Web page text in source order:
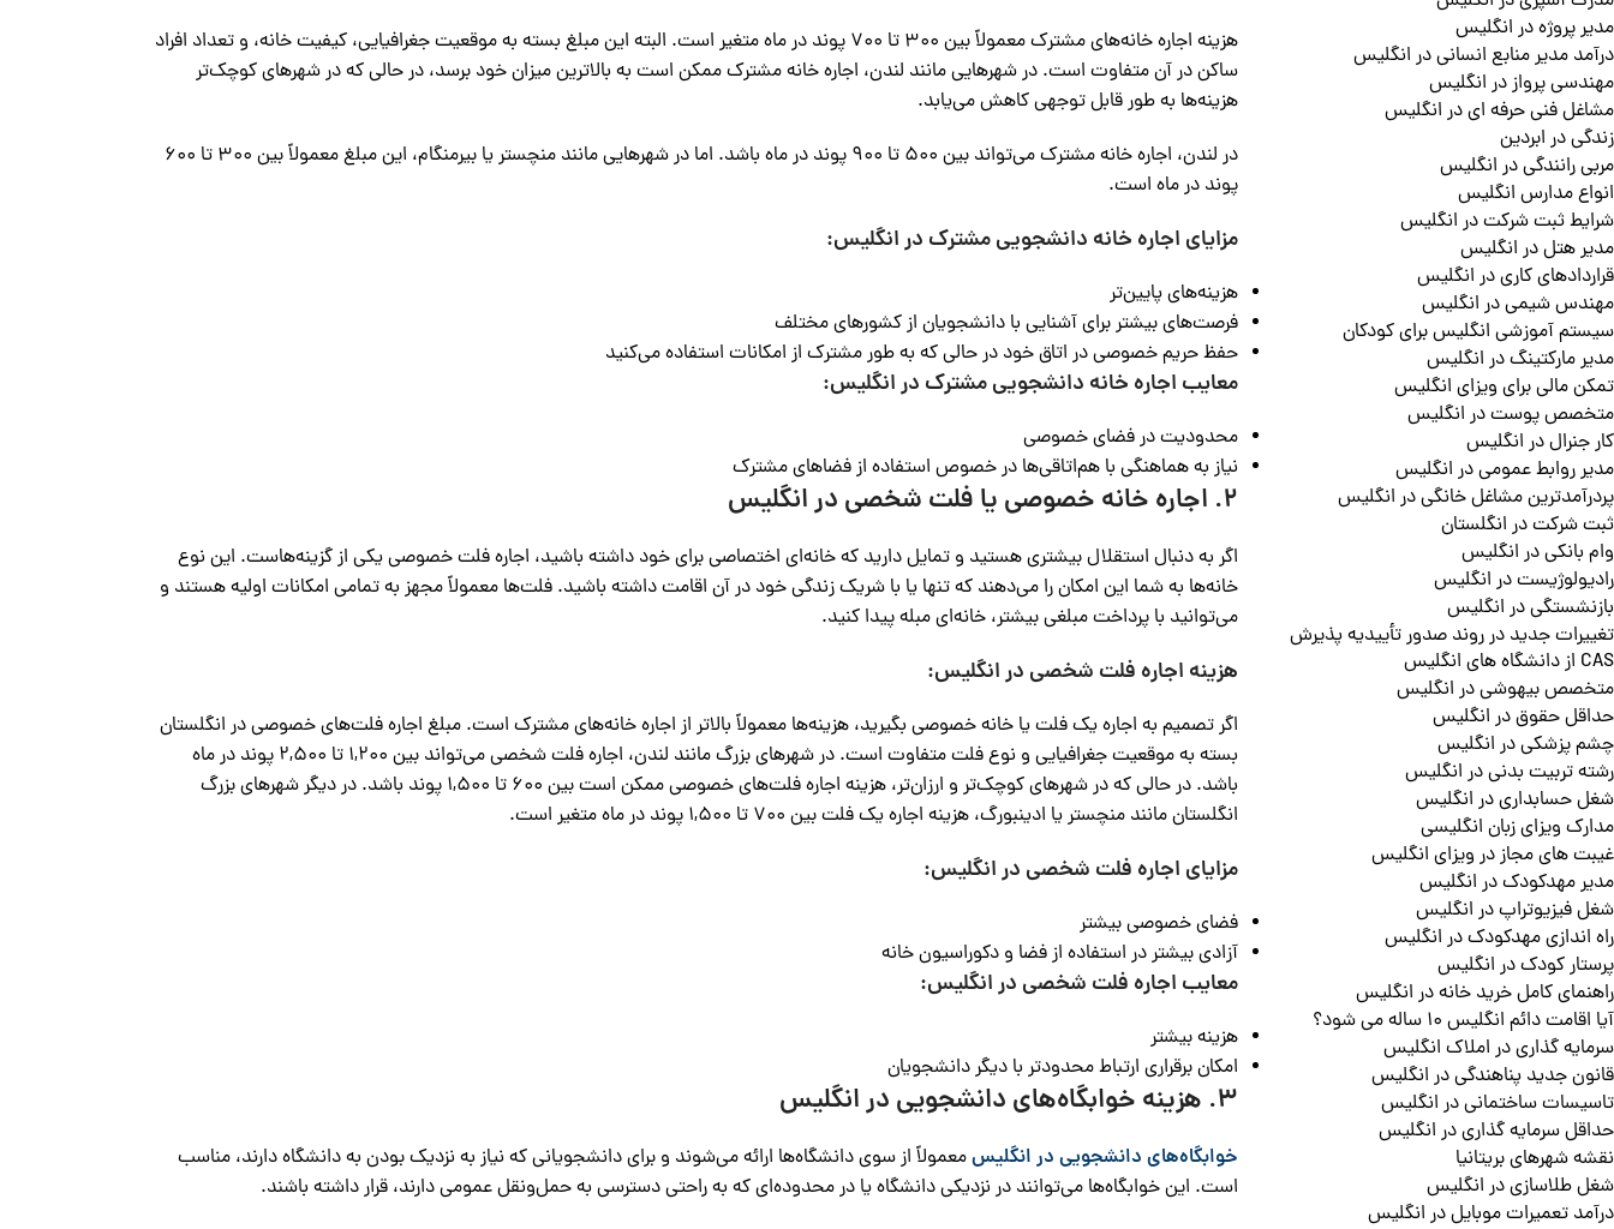
مدیر پروژه در انگلیس
درآمد مدیر منابع انسانی در انگلیس
مهندسی پرواز در انگلیس
مشاغل فنی حرفه ای در انگلیس
زندگی در ابردین
مربی رانندگی در انگلیس
انواع مدارس انگلیس
شرایط ثبت شرکت در انگلیس
مدیر هتل در انگلیس
قراردادهای کاری در انگلیس
مهندس شیمی در انگلیس
سیستم آموزشی انگلیس برای کودکان
مدیر مارکتینگ در انگلیس
تمکن مالی برای ویزای انگلیس
متخصص پوست در انگلیس
کار جنرال در انگلیس
مدیر روابط عمومی در انگلیس
پردرآمدترین مشاغل خانگی در انگلیس
ثبت شرکت در انگلستان
وام بانکی در انگلیس
رادیولوژیست در انگلیس
بازنشستگی در انگلیس
تغییرات جدید در روند صدور تأییدیه پذیرش
CAS از دانشگاه های انگلیس
متخصص بیهوشی در انگلیس
حداقل حقوق در انگلیس
چشم پزشکی در انگلیس
رشته تربیت بدنی در انگلیس
شغل حسابداری در انگلیس
مدارک ویزای زبان انگلیسی
غیبت های مجاز در ویزای انگلیس
مدیر مهدکودک در انگلیس
شغل فیزیوتراپ در انگلیس
راه اندازی مهدکودک در انگلیس
پرستار کودک در انگلیس
راهنمای کامل خرید خانه در انگلیس
آیا اقامت دائم انگلیس 10 ساله می شود؟
سرمایه گذاری در املاک انگلیس
قانون جدید پناهندگی در انگلیس
تاسیسات ساختمانی در انگلیس
حداقل سرمایه گذاری در انگلیس
نقشه شهرهای بریتانیا
شغل طلاسازی در انگلیس
درآمد تعمیرات موبایل در انگلیس
هزینه اجاره خانه‌های مشترک معمولاً بین 300 تا 700 پوند در ماه متغیر است. البته این مبلغ بسته به موقعیت جغرافیایی، کیفیت خانه، و تعداد افراد
ساکن در آن متفاوت است. در شهرهایی مانند لندن، اجاره خانه مشترک ممکن است به بالاترین میزان خود برسد، در حالی که در شهرهای کوچک‌تر
هزینه‌ها به طور قابل توجهی کاهش می‌یابد.
در لندن، اجاره خانه مشترک می‌تواند بین 500 تا 900 پوند در ماه باشد. اما در شهرهایی مانند منچستر یا بیرمنگام، این مبلغ معمولاً بین 300 تا 600
پوند در ماه است.
مزایای اجاره خانه دانشجویی مشترک در انگلیس:
هزینه‌های پایین‌تر
فرصت‌های بیشتر برای آشنایی با دانشجویان از کشورهای مختلف
حفظ حریم خصوصی در اتاق خود در حالی که به طور مشترک از امکانات استفاده می‌کنید
معایب اجاره خانه دانشجویی مشترک در انگلیس:
محدودیت در فضای خصوصی
نیاز به هماهنگی با هم‌اتاقی‌ها در خصوص استفاده از فضاهای مشترک
2. اجاره خانه خصوصی یا فلت شخصی در انگلیس
اگر به دنبال استقلال بیشتری هستید و تمایل دارید که خانه‌ای اختصاصی برای خود داشته باشید، اجاره فلت خصوصی یکی از گزینه‌هاست. این نوع
خانه‌ها به شما این امکان را می‌دهند که تنها یا با شریک زندگی خود در آن اقامت داشته باشید. فلت‌ها معمولاً مجهز به تمامی امکانات اولیه هستند و
می‌توانید با پرداخت مبلغی بیشتر، خانه‌ای مبله پیدا کنید.
هزینه اجاره فلت شخصی در انگلیس:
اگر تصمیم به اجاره یک فلت یا خانه خصوصی بگیرید، هزینه‌ها معمولاً بالاتر از اجاره خانه‌های مشترک است. مبلغ اجاره فلت‌های خصوصی در انگلستان
بسته به موقعیت جغرافیایی و نوع فلت متفاوت است. در شهرهای بزرگ مانند لندن، اجاره فلت شخصی می‌تواند بین 1,200 تا 2,500 پوند در ماه
باشد. در حالی که در شهرهای کوچک‌تر و ارزان‌تر، هزینه اجاره فلت‌های خصوصی ممکن است بین 600 تا 1,500 پوند باشد. در دیگر شهرهای بزرگ
انگلستان مانند منچستر یا ادینبورگ، هزینه اجاره یک فلت بین 700 تا 1,500 پوند در ماه متغیر است.
مزایای اجاره فلت شخصی در انگلیس:
فضای خصوصی بیشتر
آزادی بیشتر در استفاده از فضا و دکوراسیون خانه
معایب اجاره فلت شخصی در انگلیس:
هزینه بیشتر
امکان برقراری ارتباط محدودتر با دیگر دانشجویان
3. هزینه خوابگاه‌های دانشجویی در انگلیس
خوابگاه‌های دانشجویی در انگلیسمعمولاً از سوی دانشگاه‌ها ارائه می‌شوند و برای دانشجویانی که نیاز به نزدیک بودن به دانشگاه دارند، مناسب
است. این خوابگاه‌ها می‌توانند در نزدیکی دانشگاه یا در محدوده‌ای که به راحتی دسترسی به حمل‌ونقل عمومی دارند، قرار داشته باشند.